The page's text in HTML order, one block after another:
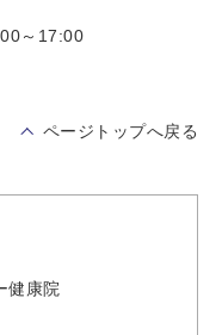
～17:00
ページトップへ戻る
健康院